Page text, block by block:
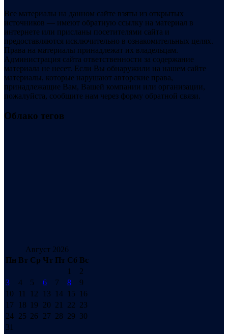
Все материалы на данном сайте взяты из открытых
источников — имеют обратную ссылку на материал в
интернете или присланы посетителями сайта и
предоставляются исключительно в ознакомительных целях.
Права на материалы принадлежат их владельцам.
Администрация сайта ответственности за содержание
материала не несет. Если Вы обнаружили на нашем сайте
материалы, которые нарушают авторские права,
принадлежащие Вам, Вашей компании или организации,
пожалуйста, сообщите нам через форму обратной связи.
Облако тегов
Август 2026
Пн Вт Ср Чт Пт Сб Вс
1
2
3
4 5 6 7 8
9
10
11 12 13 14 15
16
17
18 19 20 21 22 23
24 25 26 27 28 29 30
31